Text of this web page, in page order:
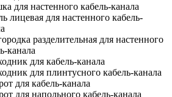
для настенного кабель-канала
лицевая для настенного кабель-
разделительная для настенного
канала
для кабель-канала
для плинтусного кабель-канала
для кабель-канала
для напольного кабель-канала